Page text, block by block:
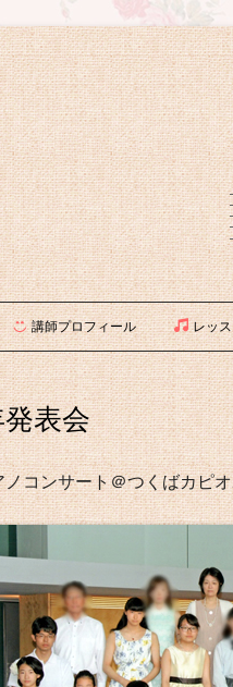
しピアノ教室｜
でピアノを教えて20年の石橋博子
講師プロフィール レッ
表会
ノコンサート＠つくばカピ